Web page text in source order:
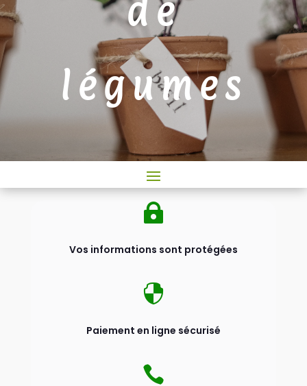
de
légumes

Vos informations sont protégées

Paiement en ligne sécurisé
